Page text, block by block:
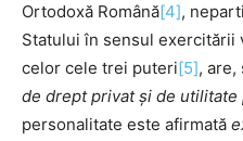
Ortodoxă Română[4],
Statului în sensul
celor cele trei puteri[5], are,
de drept privat și de utilitate
personalitate este afirmată